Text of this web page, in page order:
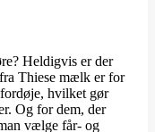
Heldigvis er der
Thiese mælk er for
hvilket gør
Og for dem, der
vælge får- og